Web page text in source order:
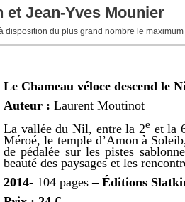
Jean-Yves Mounier
disposition du plus grand nombre le
Le Chameau véloce descend le
Auteur :Laurent Moutinot
La vallée du Nil, entre la 2e et la
Méroé, le temple d’Amon à
de pédalée sur les pistes
beauté des paysages et les
2014- 104 pages– Éditions